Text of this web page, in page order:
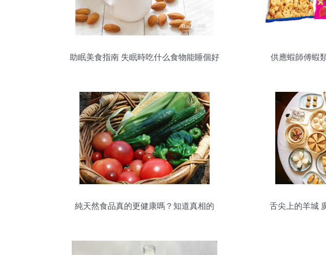
助眠美食指南 失眠時吃什么食物能睡個好
供應蝦師傅蝦
純天然食品真的更健康嗎？知道真相的
舌尖上的羊城